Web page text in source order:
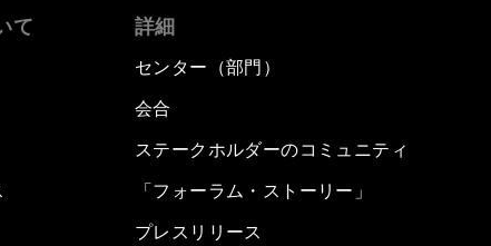
て 詳細
センター（部門）
会合
ステークホルダーのコミュニティ
「フォーラム・ストーリー」
プレスリリース